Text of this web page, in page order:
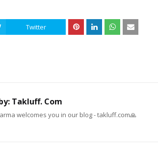
Twitter
Takluff. Com
welcomes you in our blog - takluff.com🙏